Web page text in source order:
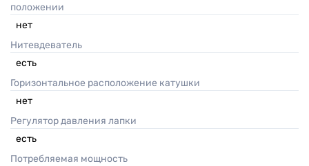
положении
нет
Нитевдеватель
есть
Горизонтальное расположение катушки
нет
Регулятор давления лапки
есть
Потребляемая мощность